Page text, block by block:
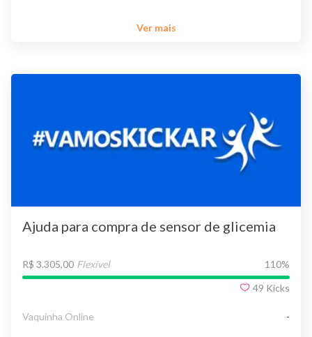
Ver mais
Ajuda para compra de sensor de glicemia
R$ 3.305,00 Flexível 110%
49 Kicks
Vaquinha Online -